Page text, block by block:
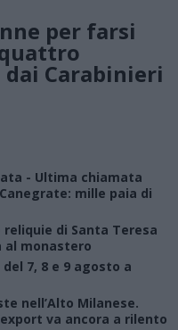
per farsi
Carabinieri
- Ultima chiamata
mille paia di
di Santa Teresa
al monastero
7, 8 e 9 agosto a
nell’Alto Milanese.
va ancora a rilento